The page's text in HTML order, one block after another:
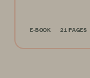
E-BOOK 21 PAGES